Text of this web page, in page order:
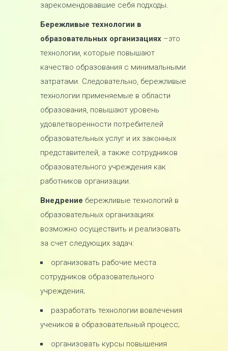
зарекомендовавшие себя подходы.
Бережливые технологии в
образовательных организациях –это
технологии, которые повышают
качество образования с минимальными
затратами. Следовательно, бережливые
технологии применяемые в области
образования, повышают уровень
удовлетворенности потребителей
образовательных услуг и их законных
представителей, а также сотрудников
образовательного учреждения как
работников организации.
Внедрение бережливые технологий в
образовательных организациях
возможно осуществить и реализовать
за счет следующих задач:
организовать рабочие места
сотрудников образовательного
учреждения;
разработать технологии вовлечения
учеников в образовательный процесс;
организовать курсы повышения